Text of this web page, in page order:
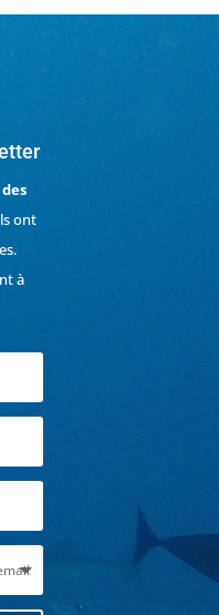
ont
à